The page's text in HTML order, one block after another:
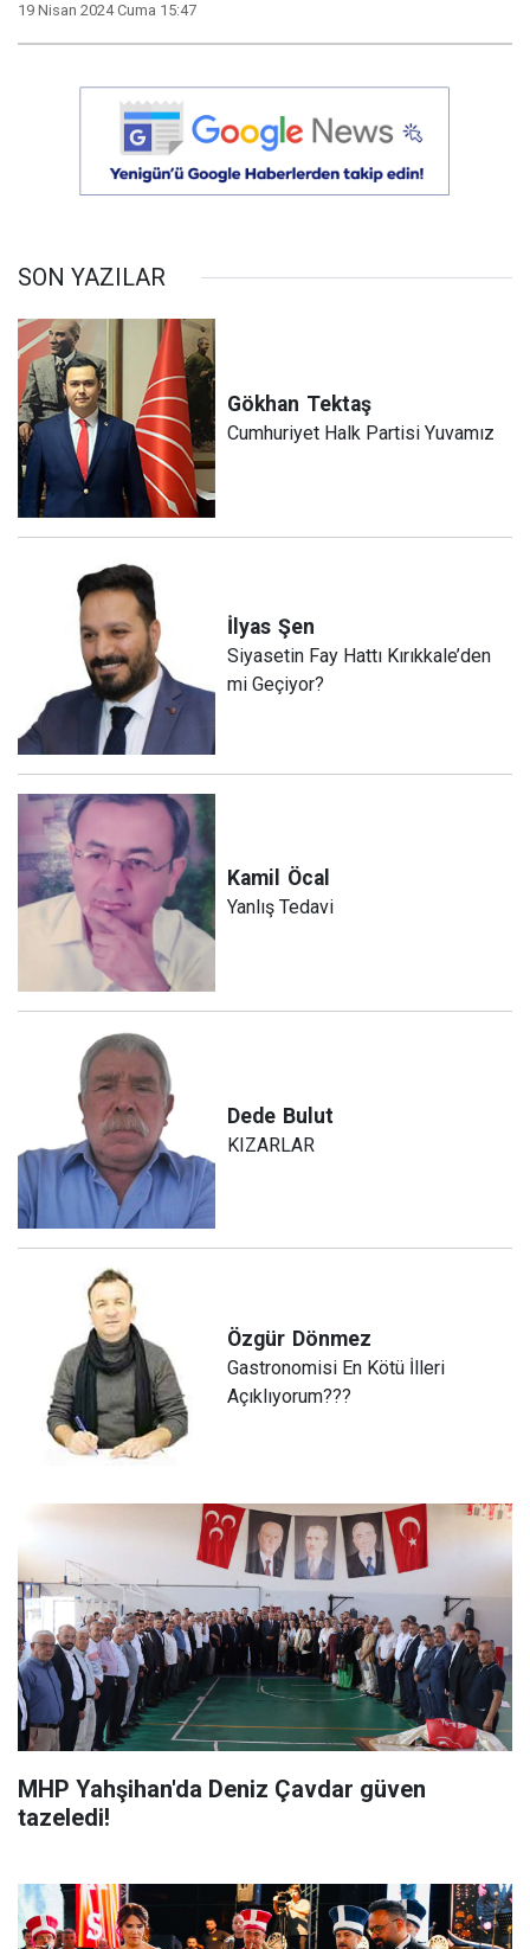
19 Nisan 2024 Cuma 15:47
SON YAZILAR
Gökhan Tektaş
Cumhuriyet Halk Partisi Yuvamız
İlyas Şen
Siyasetin Fay Hattı Kırıkkale’den
mi Geçiyor?
Kamil Öcal
Yanlış Tedavi
Dede Bulut
KIZARLAR
Özgür Dönmez
Gastronomisi En Kötü İlleri
Açıklıyorum???
MHP Yahşihan'da Deniz Çavdar güven
tazeledi!